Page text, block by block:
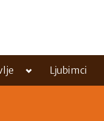
Toggle
menu
Ljubimci